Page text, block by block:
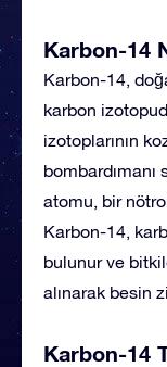
Karbon-14
Karbon-14,
karbon
izotoplarının
atomu, bir
Karbon-14,
bulunur ve
alınarak besin
Karbon-14